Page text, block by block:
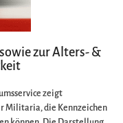
zur Alters- &
zeigt
Militaria, die Kennzeichen